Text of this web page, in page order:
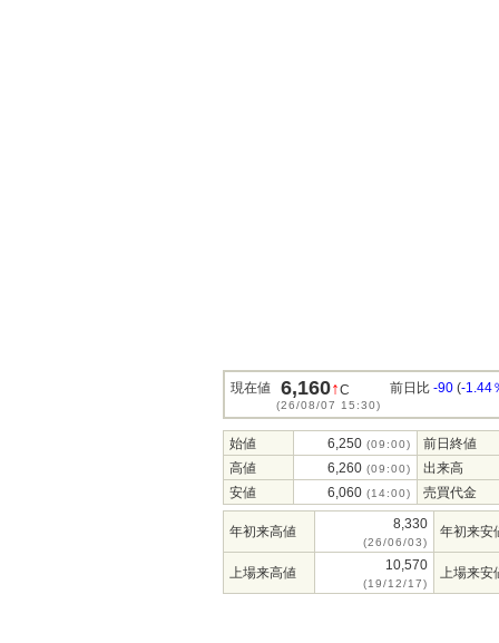
現在値 6,160↑C
(26/08/07 15:30)
前日比 -90 (-1.44
始値 6,250 (09:00)
前日終値
高値
6,260 (09:00)
出来高
安値
6,060 (14:00) 売買代金
年初来高値 8,330
(26/06/03)
年初来安
上場来高値 10,570
(19/12/17)
上場来安